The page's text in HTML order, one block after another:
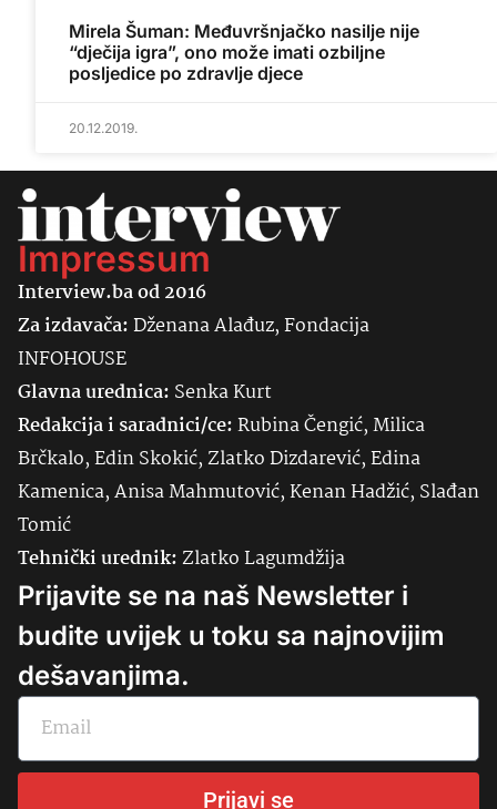
Mirela Šuman: Međuvršnjačko nasilje nije
“dječija igra”, ono može imati ozbiljne
posljedice po zdravlje djece
20.12.2019.
Impressum
Interview.ba od 2016
Za izdavača:Dženana Alađuz, Fondacija
INFOHOUSE
Glavna urednica: SenkaKurt
Redakcija i saradnici/ce:Rubina Čengić, Milica
Brčkalo, Edin Skokić, Zlatko Dizdarević, Edina
Kamenica, Anisa Mahmutović, Kenan Hadžić, Slađan
Tomić
Tehnički urednik:Zlatko Lagumdžija
Prijavite se na naš Newsletter i
budite uvijek u toku sa najnovijim
dešavanjima.
Prijavi se